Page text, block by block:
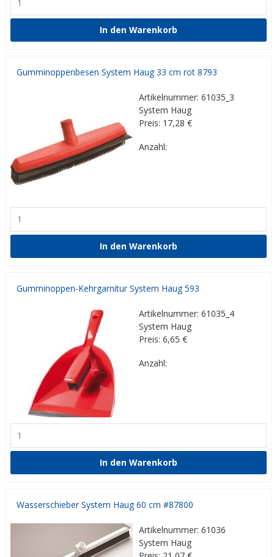
Gumminoppenbesen System Haug 33 cm rot 8793
Artikelnummer: 61035_3
System Haug
Preis: 17,28 €
Anzahl:
Gumminoppen-Kehrgarnitur System Haug 593
Artikelnummer: 61035_4
System Haug
Preis: 6,65 €
Anzahl:
Wasserschieber System Haug 60 cm #87800
Artikelnummer: 61036
System Haug